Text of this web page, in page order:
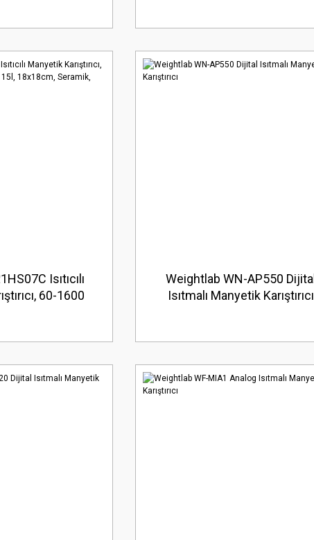
Isıtıcılı
60-1600
Weightlab WN-AP550 Dijital
Isıtmalı Manyetik Karıştırıcı